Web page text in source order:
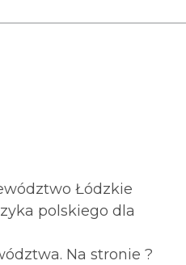
Łódzkie
polskiego dla
Na stronie ?